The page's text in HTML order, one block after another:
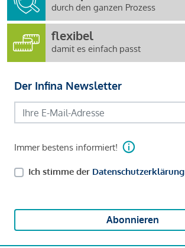
durch den ganzen Prozess
flexibel
damit es einfach passt
Der Infina Newsletter
Immer bestens informiert!
Ich stimme der Datenschutzerklärung
Abonnieren